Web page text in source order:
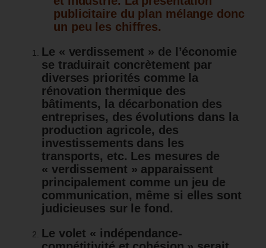
publicitaire du plan mélange donc
un peu les chiffres.
Le « verdissement » de l’économie
se traduirait concrètement par
diverses priorités comme la
rénovation thermique des
bâtiments, la décarbonation des
entreprises, des évolutions dans la
production agricole, des
investissements dans les
transports, etc. Les mesures de
« verdissement » apparaissent
principalement comme un jeu de
communication, même si elles sont
judicieuses sur le fond.
Le volet « indépendance-